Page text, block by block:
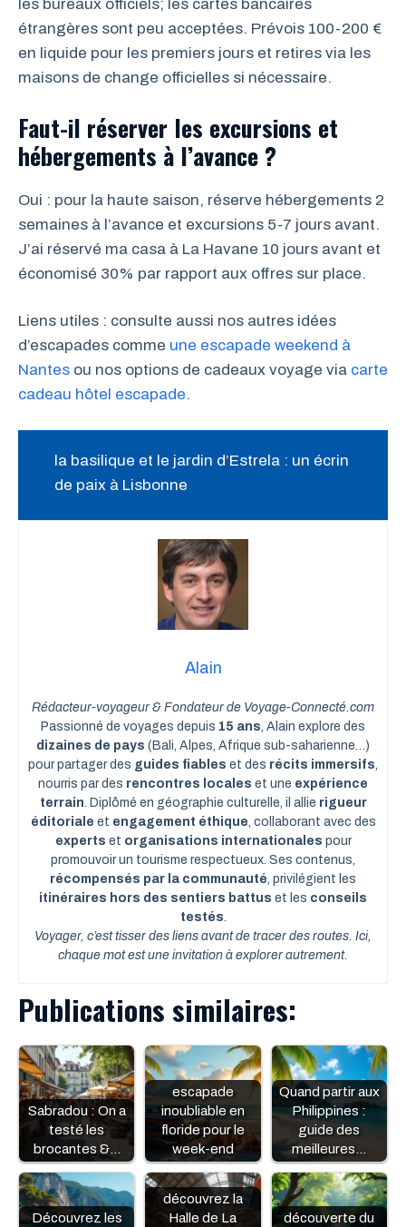
les bureaux officiels; les cartes bancaires
étrangères sont peu acceptées. Prévois 100-200 €
en liquide pour les premiers jours et retires via les
maisons de change officielles si nécessaire.
Faut-il réserver les excursions et
hébergements à l’avance ?
Oui : pour la haute saison, réserve hébergements 2
semaines à l’avance et excursions 5-7 jours avant.
J’ai réservé ma casa à La Havane 10 jours avant et
économisé 30% par rapport aux offres sur place.
Liens utiles : consulte aussi nos autres idées
d’escapades comme une escapade weekend à
Nantes ou nos options de cadeaux voyage via carte
cadeau hôtel escapade.
la basilique et le jardin d’Estrela : un écrin
de paix à Lisbonne
Alain
Rédacteur-voyageur & Fondateur de Voyage-Connecté.com
Passionné de voyages depuis 15 ans, Alain explore des
dizaines de pays (Bali, Alpes, Afrique sub-saharienne…)
pour partager des guides fiables et des récits immersifs,
nourris par des rencontres locales et une expérience
terrain. Diplômé en géographie culturelle, il allie rigueur
éditoriale et engagement éthique, collaborant avec des
experts et organisations internationales pour
promouvoir un tourisme respectueux. Ses contenus,
récompensés par la communauté, privilégient les
itinéraires hors des sentiers battus et les conseils
testés.
Voyager, c’est tisser des liens avant de tracer des routes. Ici,
chaque mot est une invitation à explorer autrement.
Publications similaires:
Sabradou : On a
testé les
brocantes &…
escapade
inoubliable en
floride pour le
week-end
Quand partir aux
Philippines :
guide des
meilleures…
Découvrez les
découvrez la
Halle de La
découverte du